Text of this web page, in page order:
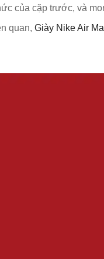
của cặp trước, và
quan, Giày Nike Air